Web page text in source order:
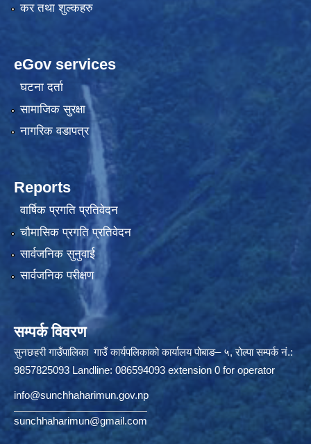
कर तथा शुल्कहरु
eGov services
घटना दर्ता
सामाजिक सुरक्षा
नागरिक वडापत्र
Reports
वार्षिक प्रगति प्रतिवेदन
चौमासिक प्रगति प्रतिवेदन
सार्वजनिक सुनुवाई
सार्वजनिक परीक्षण
सम्पर्क विवरण
सुनछहरी गाउँपालिका गाउँ कार्यपलिकाको कार्यालय पोबाङ– ५, रोल्पा सम्पर्क नं.:
9857825093 Landline: 086594093 extension 0 for operator
info@sunchhaharimun.gov.np
sunchhaharimun@gmail.com